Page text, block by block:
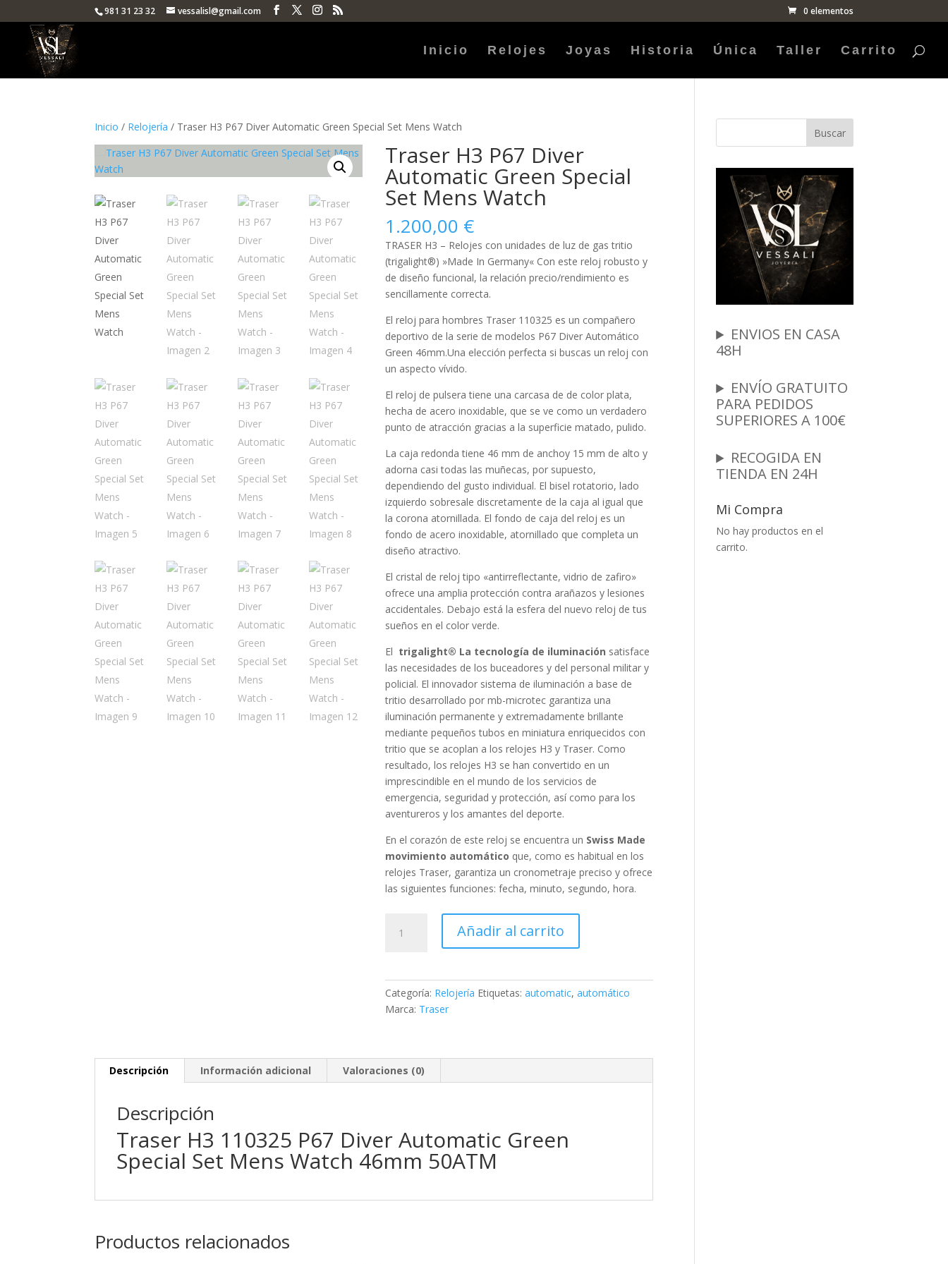
981 31 23 32 vessalisl@gmail.com 0 elementos
Inicio Relojes Joyas Historia Única Taller Carrito
Inicio / Relojería / Traser H3 P67 Diver Automatic Green Special Set Mens Watch
Traser H3 P67 Diver
Automatic Green Special
Set Mens Watch
1.200,00 €
TRASER H3 – Relojes con unidades de luz de gas tritio
(trigalight®) »Made In Germany« Con este reloj robusto y
de diseño funcional, la relación precio/rendimiento es
sencillamente correcta.
El reloj parahombres Traser 110325 es un compañero
deportivo de la serie de modelos P67 Diver Automático
Green 46mm.Una elección perfecta si buscas un reloj con
un aspecto vívido.
El reloj de pulsera tiene una carcasa de de color plata,
hecha de acero inoxidable, que se ve como un verdadero
punto de atracción gracias a la superficiematado, pulido.
La cajaredonda tiene 46 mm de anchoy 15 mm de alto y
adorna casi todas las muñecas, por supuesto,
dependiendo del gusto individual. El biselrotatorio, lado
izquierdo sobresale discretamente de la caja al igual que
la corona atornillada. El fondo de caja del reloj es un
fondo de acero inoxidable, atornillado que completa un
diseño atractivo.
El cristal de reloj tipo «antirreflectante, vidrio de zafiro»
ofrece una amplia protección contra arañazos y lesiones
accidentales. Debajo está la esfera del nuevo reloj de tus
sueños en el colorverde.
El trigalight® La tecnología de iluminación satisface
las necesidades de los buceadores y del personal militar y
policial. El innovador sistema de iluminación a base de
tritio desarrollado por mb-microtec garantiza una
iluminación permanente y extremadamente brillante
mediante pequeños tubos en miniatura enriquecidos con
tritio que se acoplan a los relojes H3 y Traser. Como
resultado, los relojes H3 se han convertido en un
imprescindible en el mundo de los servicios de
emergencia, seguridad y protección, así como para los
aventureros y los amantes del deporte.
En el corazón de este reloj se encuentra un Swiss Made
movimiento automático que, como es habitual en los
relojes Traser, garantiza un cronometraje preciso y ofrece
las siguientes funciones:fecha, minuto, segundo, hora.
Automatic
Green
Watch
cantidad
Añadir al carrito
Categoría: Relojería Etiquetas:automatic,automático
Marca: Traser
Descripción Información adicional Valoraciones (0)
Descripción
Traser H3 110325 P67 Diver Automatic Green
Special Set Mens Watch 46mm 50ATM
Productos relacionados
Buscar
ENVIOS EN CASA
48H
ENVÍO GRATUITO
PARA PEDIDOS
SUPERIORES A 100€
RECOGIDA EN
TIENDA EN 24H
Mi Compra
No hay productos en el
carrito.